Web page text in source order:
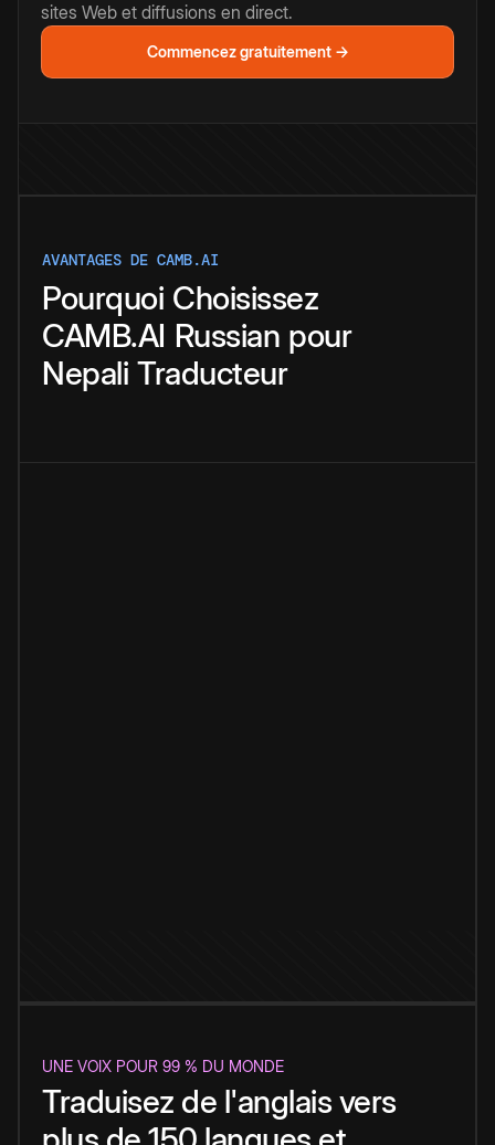
sites Web et diffusions en direct.
Commencez gratuitement →
AVANTAGES DE CAMB.AI
Pourquoi Choisissez
CAMB.AI Russian pour
Nepali Traducteur
UNE VOIX POUR 99 % DU MONDE
Traduisez de l'anglais vers